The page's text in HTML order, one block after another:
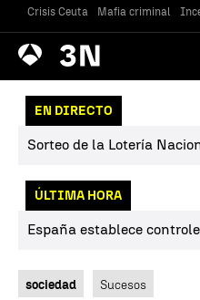
Crisis Ceuta Mafia criminal
Antena
3 Noticias
EN DIRECTO
Sorteo de la Lotería
ÚLTIMA HORA
España establece
sociedad Sucesos